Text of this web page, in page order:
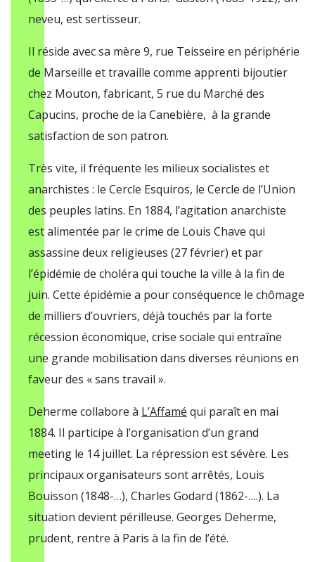
neveu, est sertisseur.
Il réside avec sa mère 9, rue Teisseire en périphérie
de Marseille et travaille comme apprenti bijoutier
chez Mouton, fabricant, 5 rue du Marché des
Capucins, proche de la Canebière, à la grande
satisfaction de son patron.
Très vite, il fréquente les milieux socialistes et
anarchistes : le Cercle Esquiros, le Cercle de l’Union
des peuples latins. En 1884, l’agitation anarchiste
est alimentée par le crime de Louis Chave qui
assassine deux religieuses (27 février) et par
l’épidémie de choléra qui touche la ville à la fin de
juin. Cette épidémie a pour conséquence le chômage
de milliers d’ouvriers, déjà touchés par la forte
récession économique, crise sociale qui entraîne
une grande mobilisation dans diverses réunions en
faveur des « sans travail ».
Deherme collabore à L’Affamé qui paraît en mai
1884. Il participe à l’organisation d’un grand
meeting le 14 juillet. La répression est sévère. Les
principaux organisateurs sont arrêtés, Louis
Bouisson (1848-…), Charles Godard (1862-….). La
situation devient périlleuse. Georges Deherme,
prudent, rentre à Paris à la fin de l’été.